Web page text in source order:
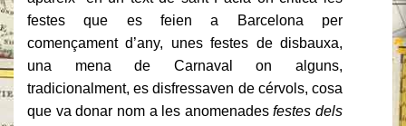
festes que es feien a Barcelona per
començament d’any, unes festes de disbauxa,
una mena de Carnaval on alguns,
tradicionalment, es disfressaven de cérvols, cosa
que va donar nom a les anomenadesfestes dels